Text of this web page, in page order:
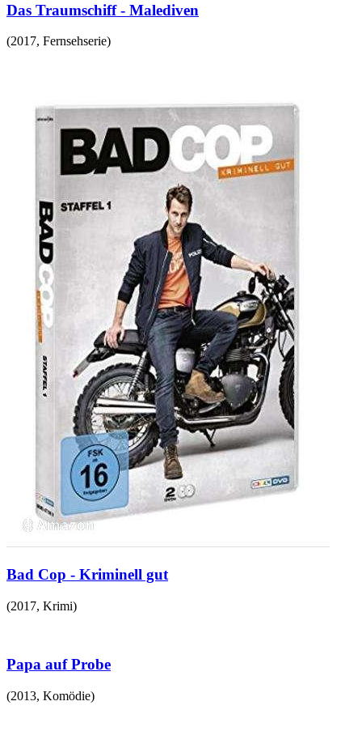
Das Traumschiff - Malediven
(2017, Fernsehserie)
Bad Cop - Kriminell gut
(2017, Krimi)
Papa auf Probe
(2013, Komödie)